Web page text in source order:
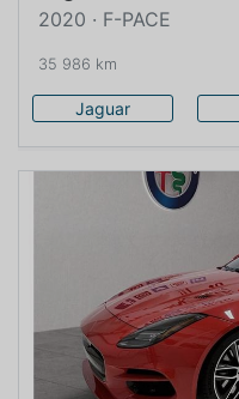
2020 · F-PACE
35 986 km
Jaguar